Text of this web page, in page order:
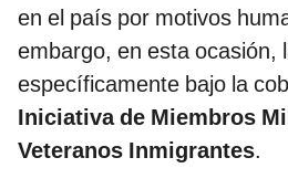
en el país por motivos
embargo, en esta ocasión,
específicamente bajo la
Iniciativa de Miembros
Veteranos Inmigrantes.